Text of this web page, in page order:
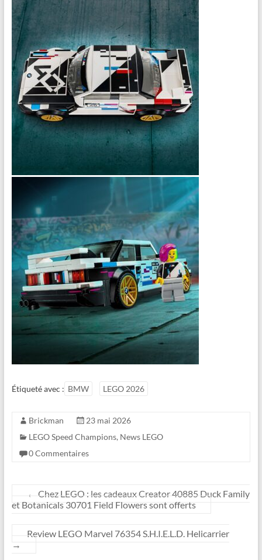
Étiqueté avec : BMW LEGO 2026
Brickman
23 mai 2026
LEGO Speed Champions, News LEGO
0 Commentaires
←
Chez LEGO : les cadeaux Creator 40885 Duck Family
et Botanicals 30701 Field Flowers sont offerts
Review LEGO Marvel 76354 S.H.I.E.L.D. Helicarrier
→